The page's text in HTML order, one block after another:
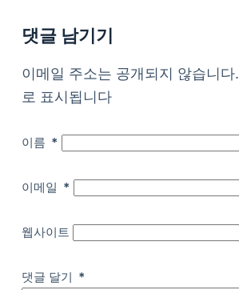
댓글 남기기
이메일 주소는 공개되지 않습니다.
로 표시됩니다
이름 *
이메일 *
웹사이트
댓글 달기 *